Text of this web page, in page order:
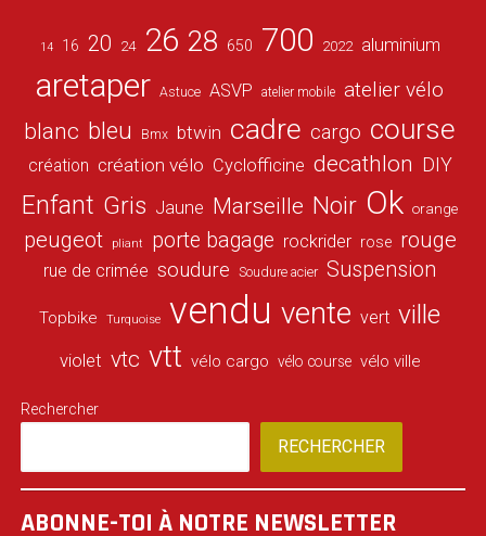
14 16 20 24 26 28 650 700 2022 aluminium
aretaper Astuce ASVP atelier mobile atelier vélo
blanc bleu Bmx btwin cadre cargo course
création création vélo Cyclofficine decathlon DIY
Enfant Gris Jaune Marseille Noir Ok orange
peugeot pliant porte bagage rockrider rose rouge
rue de crimée soudure Soudure acier Suspension
Topbike Turquoise vendu vente vert ville
violet vtc vtt vélo cargo vélo course vélo ville
Rechercher
RECHERCHER
ABONNE-TOI À NOTRE NEWSLETTER